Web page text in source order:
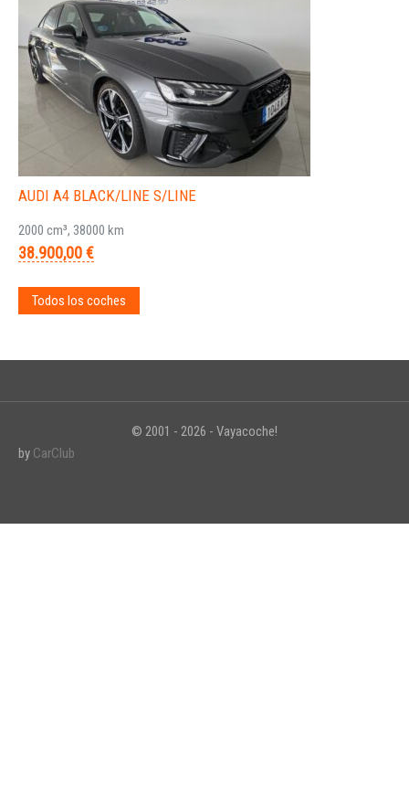
AUDI A4 BLACK/LINE S/LINE
2000 cm³, 38000 km
38.900,00 €
Todos los coches
© 2001 - 2026 - Vayacoche!
by CarClub